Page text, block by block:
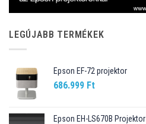
LEGÚJABB TERMÉKEK
Epson EF-72 projektor
686.999 Ft
Epson EH-LS670B Projektor